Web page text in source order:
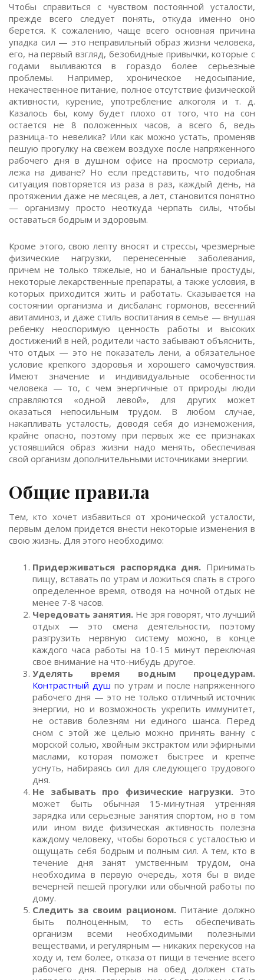
Чтобы справиться с чувством постоянной усталости,
прежде всего следует понять, откуда именно оно
берется. К сожалению, чаще всего основная причина
упадка сил — это неправильный образ жизни человека,
его, на первый взгляд, безобидные привычки, которые с
годами выливаются в гораздо более серьезные
проблемы. Например, хроническое недосыпание,
некачественное питание, полное отсутствие физической
активности, курение, употребление алкоголя и т. д.
Казалось бы, кому будет плохо от того, что на сон
остается не 8 положенных часов, а всего 6, ведь
разница-то невелика? Или как можно устать, променяв
пешую прогулку на свежем воздухе после напряженного
рабочего дня в душном офисе на просмотр сериала,
лежа на диване? Но если представить, что подобная
ситуация повторяется из раза в раз, каждый день, на
протяжении даже не месяцев, а лет, становится понятно
— организму просто неоткуда черпать силы, чтобы
оставаться бодрым и здоровым.
Кроме этого, свою лепту вносят и стрессы, чрезмерные
физические нагрузки, перенесенные заболевания,
причем не только тяжелые, но и банальные простуды,
некоторые лекарственные препараты, а также условия, в
которых приходится жить и работать. Сказывается на
состоянии организма и дисбаланс гормонов, весенний
авитаминоз, и даже стиль воспитания в семье — внушая
ребенку неоспоримую ценность работы и высоких
достижений в ней, родители часто забывают объяснить,
что отдых — это не показатель лени, а обязательное
условие крепкого здоровья и хорошего самочувствия.
Имеют значение и индивидуальные особенности
человека — то, с чем энергичные от природы люди
справляются «одной левой», для других может
оказаться непосильным трудом. В любом случае,
накапливать усталость, доводя себя до изнеможения,
крайне опасно, поэтому при первых же ее признаках
устоявшийся образ жизни надо менять, обеспечивая
свой организм дополнительными источниками энергии.
Общие правила
Тем, кто хочет избавиться от хронической усталости,
первым делом придется внести некоторые изменения в
свою жизнь. Для этого необходимо:
Придерживаться распорядка дня. Принимать
пищу, вставать по утрам и ложиться спать в строго
определенное время, отводя на ночной отдых не
менее 7-8 часов.
Чередовать занятия. Не зря говорят, что лучший
отдых — это смена деятельности, поэтому
разгрузить нервную систему можно, в конце
каждого часа работы на 10-15 минут переключая
свое внимание на что-нибудь другое.
Уделять время водным процедурам.
Контрастный душ по утрам и после напряженного
рабочего дня — это не только отличный источник
энергии, но и возможность укрепить иммунитет,
не оставив болезням ни единого шанса. Перед
сном с этой же целью можно принять ванну с
морской солью, хвойным экстрактом или эфирными
маслами, которая поможет быстрее и крепче
уснуть, набираясь сил для следующего трудового
дня.
Не забывать про физические нагрузки. Это
может быть обычная 15-минутная утренняя
зарядка или серьезные занятия спортом, но в том
или ином виде физическая активность полезна
каждому человеку, чтобы бороться с усталостью и
ощущать себя бодрым и полным сил. А тем, кто в
течение дня занят умственным трудом, она
необходима в первую очередь, хотя бы в виде
вечерней пешей прогулки или обычной работы по
дому.
Следить за своим рационом.Питание должно
быть полноценным, то есть обеспечивать
организм всеми необходимыми полезными
веществами, и регулярным — никаких перекусов на
ходу и, тем более, отказа от пищи в течение всего
рабочего дня. Перерыв на обед должен стать